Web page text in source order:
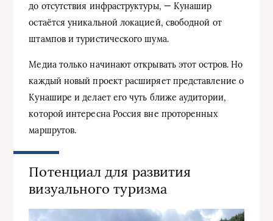
до отсутствия инфраструктуры, — Кунашир
остаётся уникальной локацией, свободной от
штампов и туристического шума.
Медиа только начинают открывать этот остров. Но
каждый новый проект расширяет представление о
Кунашире и делает его чуть ближе аудитории,
которой интересна Россия вне проторенных
маршрутов.
Потенциал для развития
визуального туризма